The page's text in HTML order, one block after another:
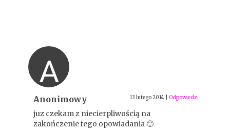
A
Anonimowy 13 lutego 2014 Odpowiedz
juz czekam z niecierpliwością na
zakończenie tego opowiadania 🙂